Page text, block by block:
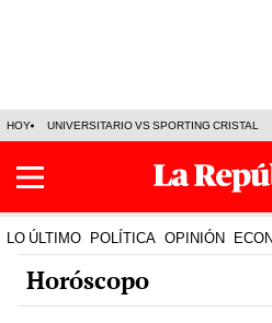
HOY UNIVERSITARIO VS SPORTING CRISTAL
LO ÚLTIMO POLÍTICA OPINIÓN
Horóscopo